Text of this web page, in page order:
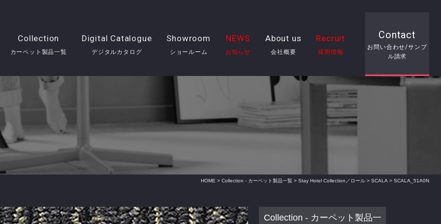
Contact
お問い合わせ/サンプ
ル請求
Collection
カーペット製品一覧
Digital Catalogue
デジタルカタログ
Showroom
ショールーム
NEWS
お知らせ
About us
会社概要
Recruit
採用情報
HOME > Collection - カーペット製品一覧 > Stay Hotel Collection／ロール > SCALA > SCALA_51A0N
Collection - カーペット製品一